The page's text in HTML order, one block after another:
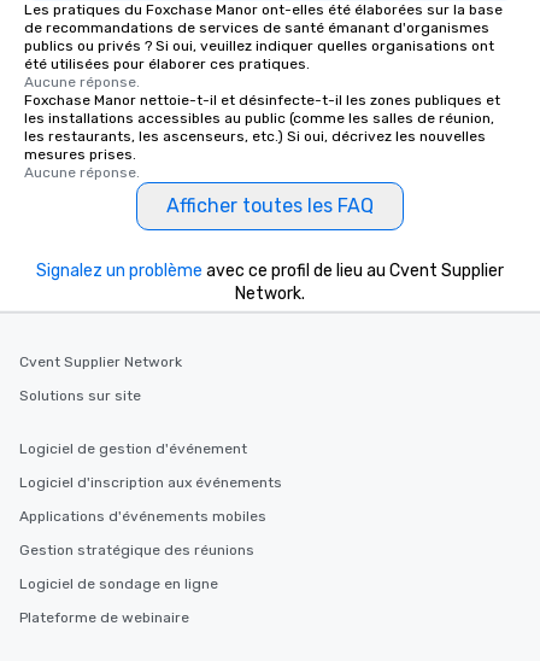
Les pratiques du Foxchase Manor ont-elles été élaborées sur la base
de recommandations de services de santé émanant d'organismes
publics ou privés ? Si oui, veuillez indiquer quelles organisations ont
été utilisées pour élaborer ces pratiques.
Aucune réponse.
Foxchase Manor nettoie-t-il et désinfecte-t-il les zones publiques et
les installations accessibles au public (comme les salles de réunion,
les restaurants, les ascenseurs, etc.) Si oui, décrivez les nouvelles
mesures prises.
Aucune réponse.
Afficher toutes les FAQ
Signalez un problème avec ce profil de lieu au Cvent Supplier
Network.
Cvent Supplier Network
Solutions sur site
Logiciel de gestion d'événement
Logiciel d'inscription aux événements
Applications d'événements mobiles
Gestion stratégique des réunions
Logiciel de sondage en ligne
Plateforme de webinaire